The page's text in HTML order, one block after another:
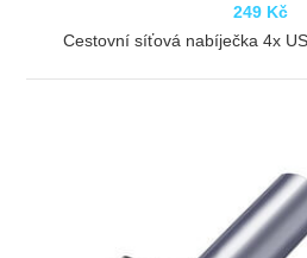
249 Kč
Cestovní síťová nabíječka 4x